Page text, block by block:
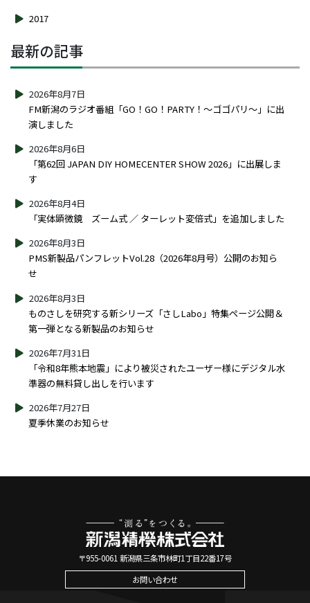
2017
最新の記事
FM新潟のラジオ番組「GO！GO！PARTY！～ゴゴパリ～」に出
演しました
2026年8月7日
「第62回 JAPAN DIY HOMECENTER SHOW 2026」に出展しま
す
2026年8月6日
「実体顕微鏡 ズーム式 ／ ターレット変倍式」を追加しました
2026年8月4日
PMS新製品パンフレットVol.28（2026年8月号）公開のお知ら
せ
2026年8月3日
ものさしを研究する新シリーズ「さしLabo」特集ページ公開＆
第一弾となる新製品のお知らせ
2026年8月3日
「令和8年熊本地震」により被災されたユーザー様にデジタル水
準器の無料貸し出しを行います
2026年7月31日
夏季休業のお知らせ
2026年7月27日
〒955-0061 新潟県三条市林町1丁目22番17号
お問い合わせ